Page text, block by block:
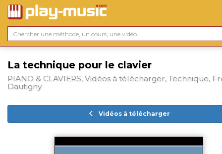
La technique pour le clavier
PIANO & CLAVIERS, Vidéos à télécharger, Technique,
Dautigny
Vidéos à télécharger